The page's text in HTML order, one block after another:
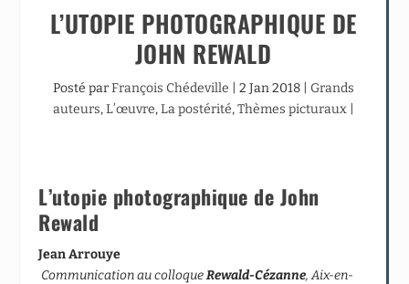
L’UTOPIE PHOTOGRAPHIQUE DE
JOHN REWALD
Posté parFrançois Chédeville 2 Jan 2018| Grands
auteurs,L’œuvre,La postérité,Thèmes picturaux|
L’utopie photographique de John
Rewald
Jean Arrouye
Communication au colloqueRewald-Cézanne, Aix-en-